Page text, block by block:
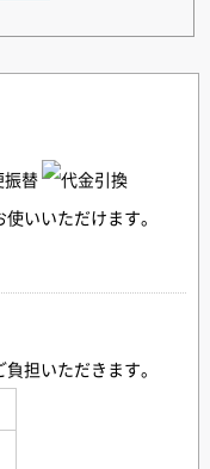
いいただけます。
担いただきます。